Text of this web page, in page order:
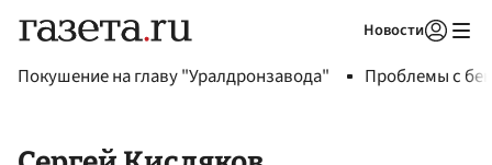
Новости
Покушение на главу "Уралдронзавода" Проблемы с